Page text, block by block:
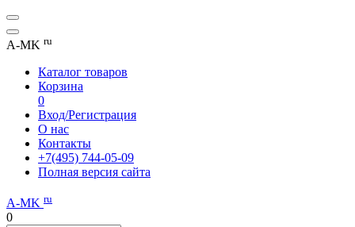
A-MK ru
Каталог товаров
Корзина
0
Вход/Регистрация
О нас
Контакты
+7(495) 744-05-09
Полная версия сайта
A-MK ru
0